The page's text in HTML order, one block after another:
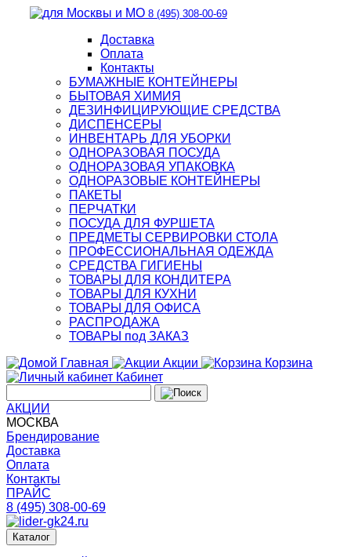
8 (495) 308-00-69
Доставка
Оплата
Контакты
БУМАЖНЫЕ КОНТЕЙНЕРЫ
БЫТОВАЯ ХИМИЯ
ДЕЗИНФИЦИРУЮЩИЕ СРЕДСТВА
ДИСПЕНСЕРЫ
ИНВЕНТАРЬ ДЛЯ УБОРКИ
ОДНОРАЗОВАЯ ПОСУДА
ОДНОРАЗОВАЯ УПАКОВКА
ОДНОРАЗОВЫЕ КОНТЕЙНЕРЫ
ПАКЕТЫ
ПЕРЧАТКИ
ПОСУДА ДЛЯ ФУРШЕТА
ПРЕДМЕТЫ СЕРВИРОВКИ СТОЛА
ПРОФЕССИОНАЛЬНАЯ ОДЕЖДА
СРЕДСТВА ГИГИЕНЫ
ТОВАРЫ ДЛЯ КОНДИТЕРА
ТОВАРЫ ДЛЯ КУХНИ
ТОВАРЫ ДЛЯ ОФИСА
РАСПРОДАЖА
ТОВАРЫ под ЗАКАЗ
Главная
Акции
Корзина
Кабинет
АКЦИИ
МОСКВА
Брендирование
Доставка
Оплата
Контакты
ПРАЙС
8 (495) 308-00-69
Каталог